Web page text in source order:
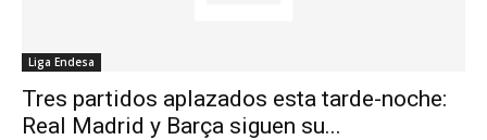
Liga Endesa
Tres partidos aplazados esta tarde-noche:
Real Madrid y Barça siguen su...